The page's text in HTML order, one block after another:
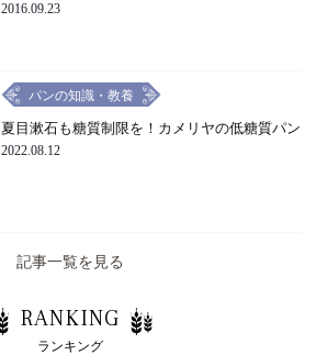
2016.09.23
パンの知識・教養
夏目漱石も糖質制限を！カメリヤの低糖質パン
2022.08.12
記事一覧を見る
RANKING
ランキング